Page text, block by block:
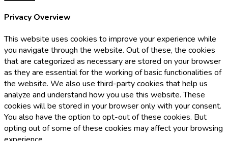
Privacy Overview
This website uses cookies to improve your experience while
you navigate through the website. Out of these, the cookies
that are categorized as necessary are stored on your browser
as they are essential for the working of basic functionalities of
the website. We also use third-party cookies that help us
analyze and understand how you use this website. These
cookies will be stored in your browser only with your consent.
You also have the option to opt-out of these cookies. But
opting out of some of these cookies may affect your browsing